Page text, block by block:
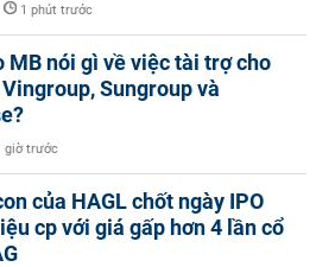
1 phút trước
MB nói gì về việc tài trợ cho
Sungroup và
giờ trước
của HAGL chốt ngày IPO
cp với giá gấp hơn 4 lần cổ